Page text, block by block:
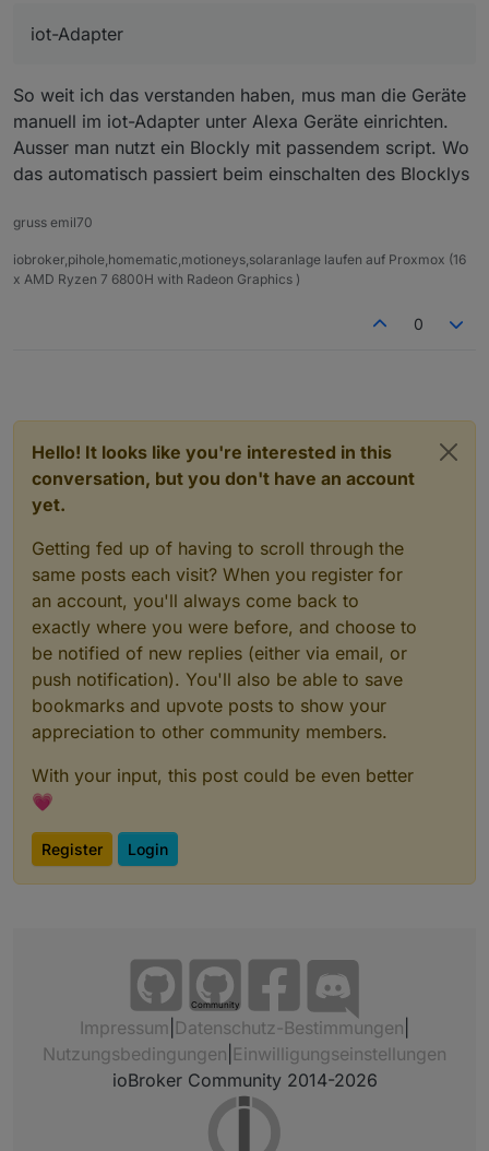
iot-Adapter
So weit ich das verstanden haben, mus man die Geräte
manuell im iot-Adapter unter Alexa Geräte einrichten.
Ausser man nutzt ein Blockly mit passendem script. Wo
das automatisch passiert beim einschalten des Blocklys
gruss emil70
iobroker,pihole,homematic,motioneys,solaranlage laufen auf Proxmox (16
x AMD Ryzen 7 6800H with Radeon Graphics )
0
Hello! It looks like you're interested in this
conversation, but you don't have an account
yet.
Getting fed up of having to scroll through the
same posts each visit? When you register for
an account, you'll always come back to
exactly where you were before, and choose to
be notified of new replies (either via email, or
push notification). You'll also be able to save
bookmarks and upvote posts to show your
appreciation to other community members.
With your input, this post could be even better
💗
Register Login
Community
Impressum Datenschutz-Bestimmungen
Nutzungsbedingungen Einwilligungseinstellungen
ioBroker Community 2014-2026